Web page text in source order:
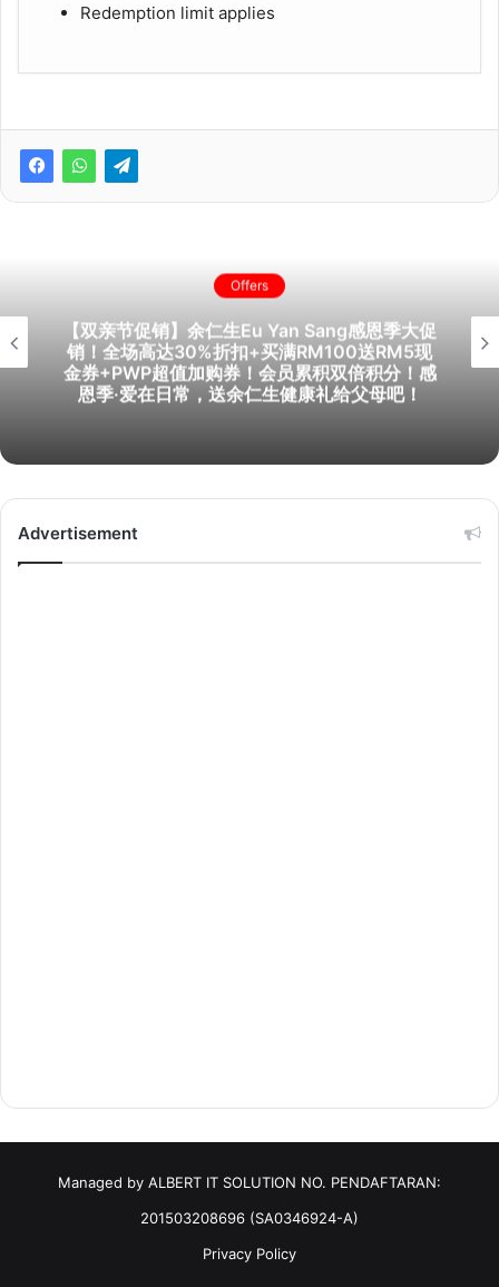
Redemption limit applies
Offers
【双亲节促销】余仁生Eu Yan Sang感恩季大促
销！全场高达30%折扣+买满RM100送RM5现
金券+PWP超值加购券！会员累积双倍积分！感
恩季·爱在日常，送余仁生健康礼给父母吧！
Advertisement
Managed by ALBERT IT SOLUTION NO. PENDAFTARAN:
201503208696 (SA0346924-A)
Privacy Policy